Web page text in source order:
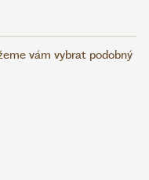
vám vybrat podobný